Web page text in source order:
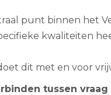
punt binnen het
kwaliteiten
dit met en voor
tussen vraag